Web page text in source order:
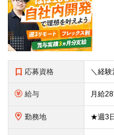
応募資格
給与
勤務地